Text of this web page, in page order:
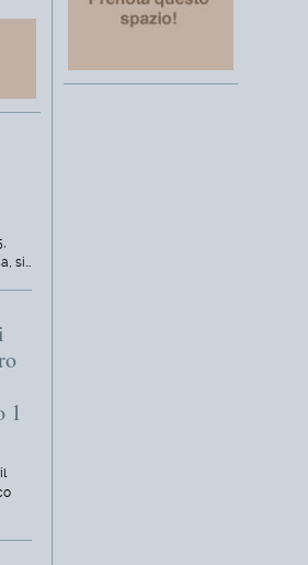
si…
1